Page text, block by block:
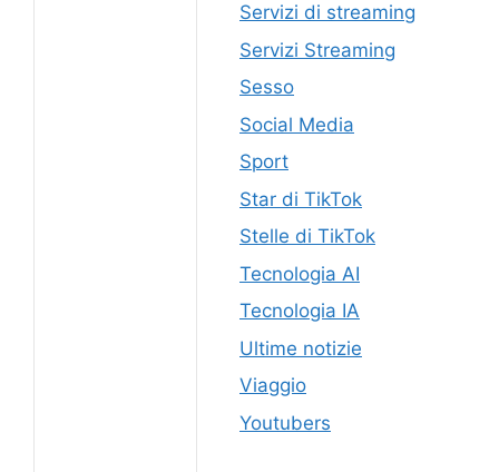
Servizi di streaming
Servizi Streaming
Sesso
Social Media
Sport
Star di TikTok
Stelle di TikTok
Tecnologia AI
Tecnologia IA
Ultime notizie
Viaggio
Youtubers